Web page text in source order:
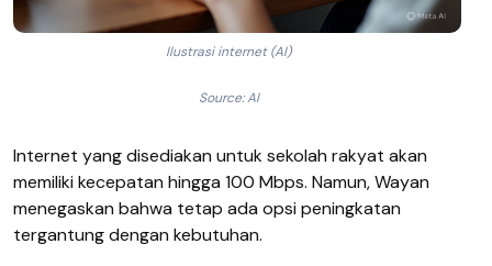
Ilustrasi internet (AI)
Source: AI
Internet yang disediakan untuk sekolah rakyat akan
memiliki kecepatan hingga 100 Mbps. Namun, Wayan
menegaskan bahwa tetap ada opsi peningkatan
tergantung dengan kebutuhan.